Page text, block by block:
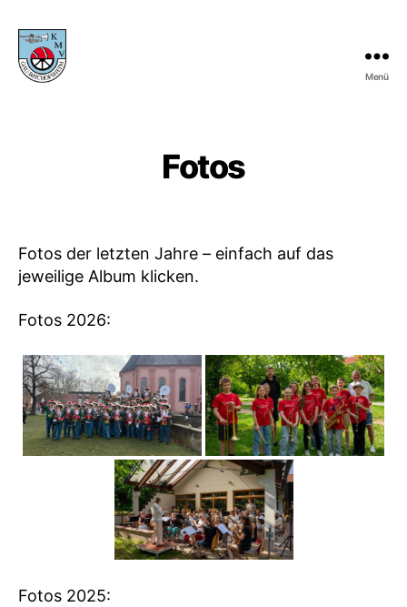
Menü
Fotos
Fotos der letzten Jahre – einfach auf das
jeweilige Album klicken.
Fotos 2026:
Fotos 2025: